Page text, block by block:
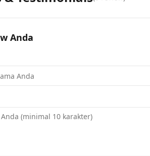
Anda